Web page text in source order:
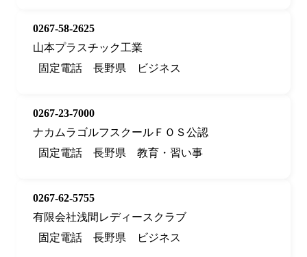
0267-58-2625
山本プラスチック工業
固定電話
長野県 ビジネス
0267-23-7000
ナカムラゴルフスクールＦＯＳ公認
固定電話
長野県 教育・習い事
0267-62-5755
有限会社浅間レディースクラブ
固定電話
長野県 ビジネス